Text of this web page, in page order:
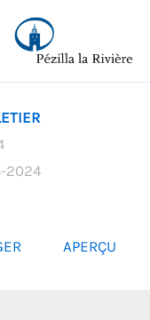
2024
APERÇU